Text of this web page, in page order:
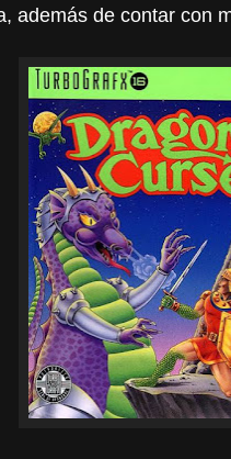
además de contar con